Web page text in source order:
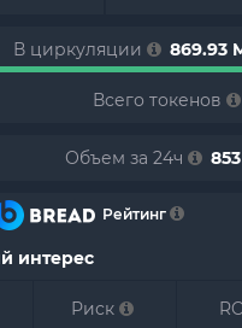
В циркуляции 869.93
Всего токенов
Объем за 24ч 853
Рейтинг
интерес
Риск